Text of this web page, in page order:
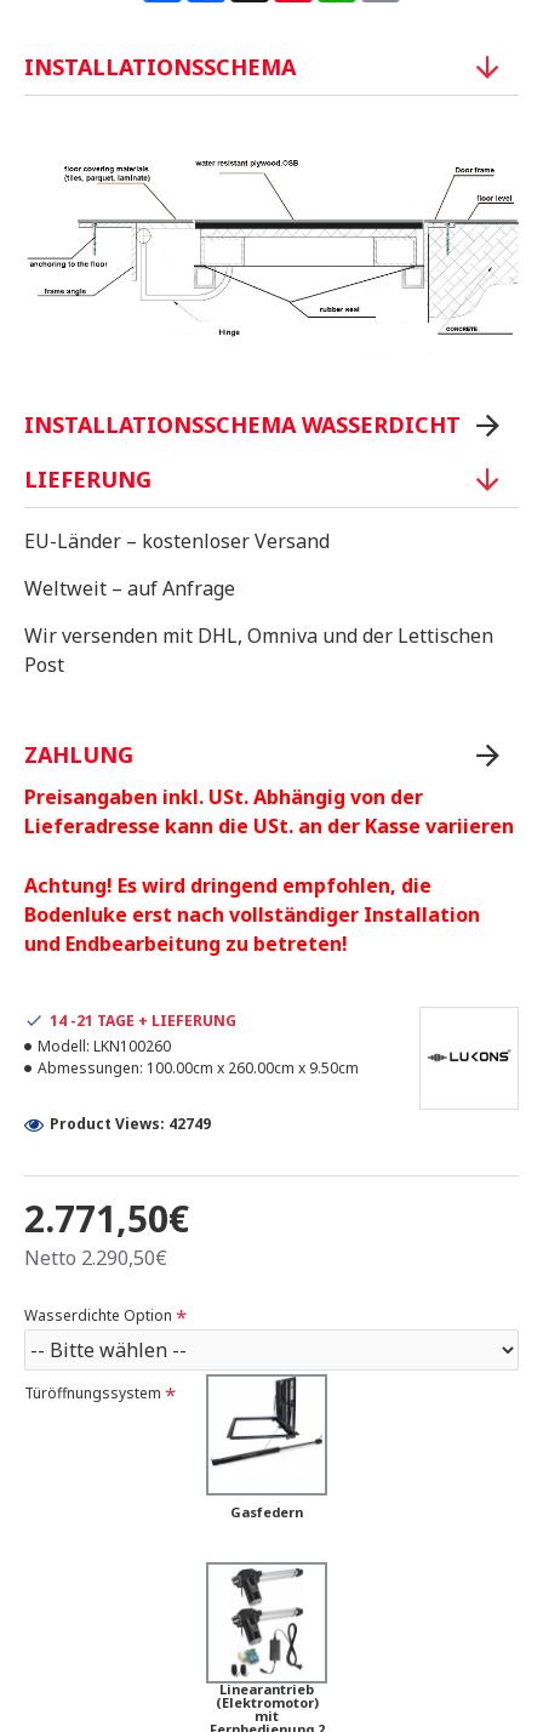
INSTALLATIONSSCHEMA
INSTALLATIONSSCHEMA WASSERDICHT
LIEFERUNG
EU-Länder – kostenloser Versand
Weltweit – auf Anfrage
Wir versenden mit DHL, Omniva und der Lettischen
Post
ZAHLUNG
Preisangaben inkl. USt. Abhängig von der
Lieferadresse kann die USt. an der Kasse variieren
Achtung! Es wird dringend empfohlen, die
Bodenluke erst nach vollständiger Installation
und Endbearbeitung zu betreten!
2.771,50€
Netto 2.290,50€
14 -21 TAGE + LIEFERUNG
Modell: LKN100260
Abmessungen: 100.00cm x 260.00cm x 9.50cm
Product Views: 42749
Wasserdichte Option
Türöffnungssystem
Gasfedern
Linearantrieb
(Elektromotor)
mit